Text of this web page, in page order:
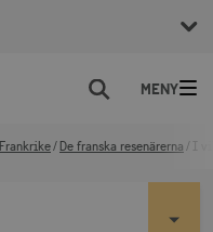
Sök
Frankrike De franska resenärerna I